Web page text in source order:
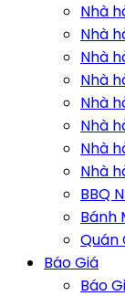
Nhà
Nhà
Nhà
Nhà
Nhà
Nhà
Nhà
Nhà
BBQ
Bánh
Quán
Báo Giá
Báo